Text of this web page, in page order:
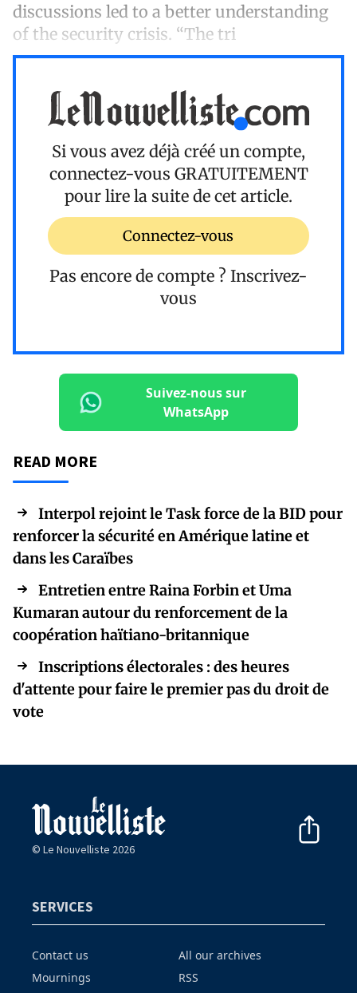
discussions led to a better understanding
of the security crisis. “The tri
Si vous avez déjà créé un compte,
connectez-vous GRATUITEMENT
pour lire la suite de cet article.
Connectez-vous
Pas encore de compte ? Inscrivez-
vous
Suivez-nous sur
WhatsApp
READ MORE
Interpol rejoint le Task force de la BID pour
renforcer la sécurité en Amérique latine et
dans les Caraïbes
Entretien entre Raina Forbin et Uma
Kumaran autour du renforcement de la
coopération haïtiano-britannique
Inscriptions électorales : des heures
d'attente pour faire le premier pas du droit de
vote
© Le Nouvelliste 2026
SERVICES
Contact us
Mournings
All our archives
RSS